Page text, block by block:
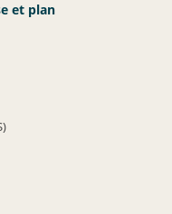
et plan